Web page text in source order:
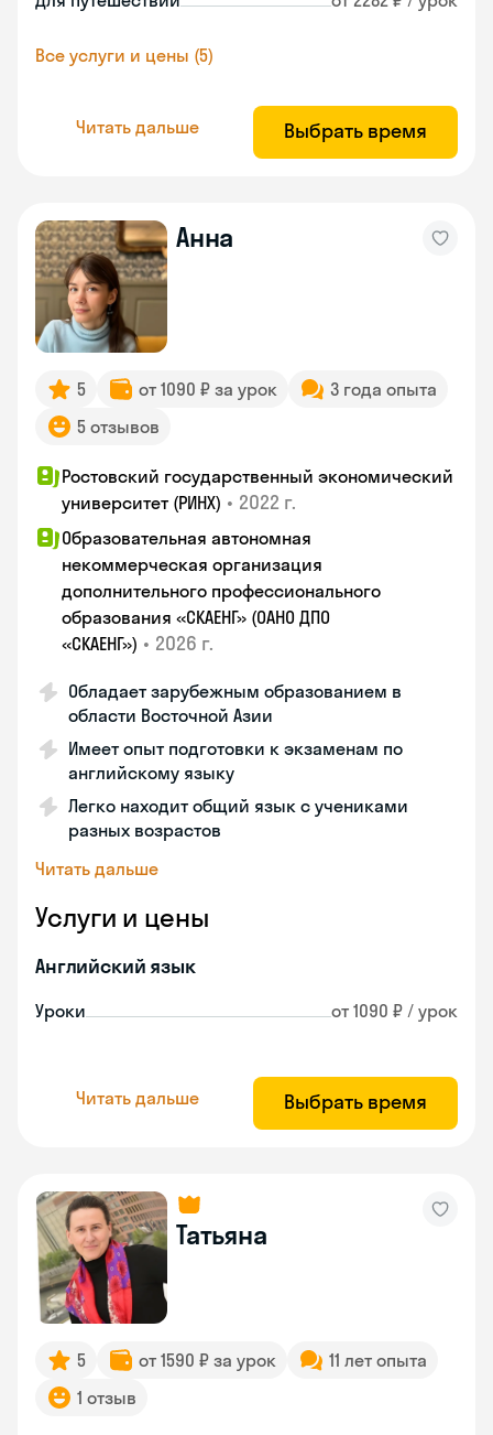
Все услуги и цены (5)
Читать дальше Выбрать время
Анна
5 от 1090 ₽ за урок
3 года опыта
5 отзывов
Ростовский государственный экономический
университет (РИНХ) • 2022 г.
Образовательная автономная
некоммерческая организация
дополнительного профессионального
образования «СКАЕНГ» (ОАНО ДПО
«СКАЕНГ») • 2026 г.
Обладает зарубежным образованием в
области Восточной Азии
Имеет опыт подготовки к экзаменам по
английскому языку
Легко находит общий язык с учениками
разных возрастов
Читать дальше
Услуги и цены
Английский язык
Уроки от 1090 ₽ / урок
Читать дальше Выбрать время
Татьяна
5 от 1590 ₽ за урок
11 лет опыта
1 отзыв